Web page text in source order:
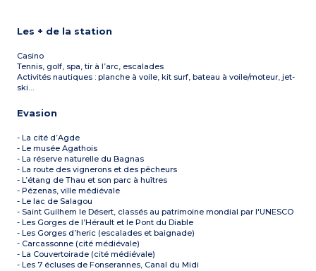
Les + de la station
Casino
Tennis, golf, spa, tir à l’arc, escalades
Activités nautiques : planche à voile, kit surf, bateau à voile/moteur, jet-
ski…
Evasion
- La cité d’Agde
- Le musée Agathois
- La réserve naturelle du Bagnas
- La route des vignerons et des pêcheurs
- L’étang de Thau et son parc à huîtres
- Pézenas, ville médiévale
- Le lac de Salagou
- Saint Guilhem le Désert, classés au patrimoine mondial par l'UNESCO
- Les Gorges de l’Hérault et le Pont du Diable
- Les Gorges d’heric (escalades et baignade)
- Carcassonne (cité médiévale)
- La Couvertoirade (cité médiévale)
- Les 7 écluses de Fonserannes, Canal du Midi